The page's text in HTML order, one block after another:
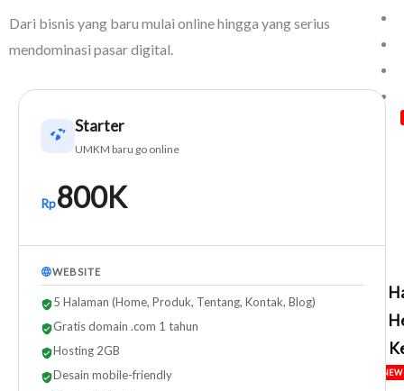
NEW
Dari bisnis yang baru mulai online hingga yang serius
mendominasi pasar digital.
Starter
UMKM baru go online
Rp800K
WEBSITE
5 Halaman (Home, Produk, Tentang, Kontak, Blog)
Gratis domain .com 1 tahun
Hosting 2GB
Desain mobile-friendly